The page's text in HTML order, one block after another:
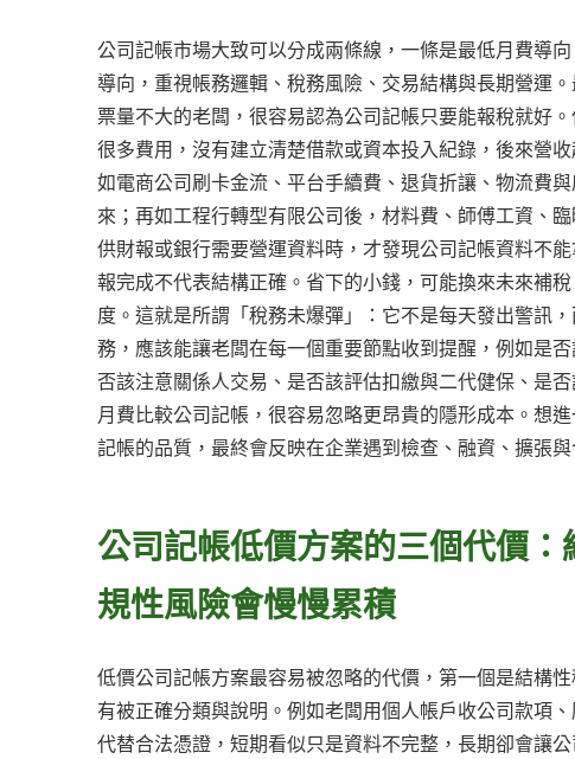
公司記帳市場大致可以分成兩條線，一條是最低月費導
導向，重視帳務邏輯、稅務風險、交易結構與長期營運
票量不大的老闆，很容易認為公司記帳只要能報稅就好
很多費用，沒有建立清楚借款或資本投入紀錄，後來營
如電商公司刷卡金流、平台手續費、退貨折讓、物流費
來；再如工程行轉型有限公司後，材料費、師傅工資、
供財報或銀行需要營運資料時，才發現公司記帳資料不
報完成不代表結構正確。省下的小錢，可能換來未來補
度。這就是所謂「稅務未爆彈」：它不是每天發出警訊
務，應該能讓老闆在每一個重要節點收到提醒，例如是
否該注意關係人交易、是否該評估扣繳與二代健保、是
月費比較公司記帳，很容易忽略更昂貴的隱形成本。想
記帳的品質，最終會反映在企業遇到檢查、融資、擴張
公司記帳低價方案的三個代價
規性風險會慢慢累積
低價公司記帳方案最容易被忽略的代價，第一個是結構
有被正確分類與說明。例如老闆用個人帳戶收公司款項
代替合法憑證，短期看似只是資料不完整，長期卻會讓